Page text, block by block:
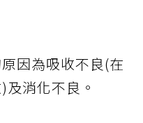
因為吸收不良(在
消化不良。